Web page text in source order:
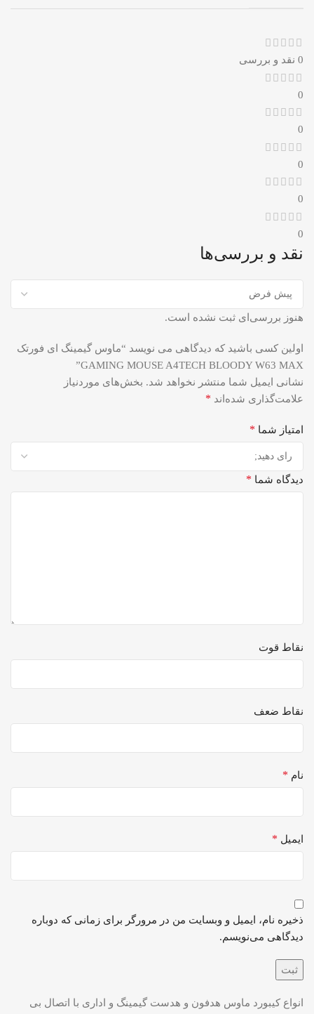
0 نقد و بررسی
0
0
0
0
0
نقد و بررسی‌ها
هنوز بررسی‌ای ثبت نشده است.
اولین کسی باشید که دیدگاهی می نویسد “ماوس گیمینگ ای فورتک
GAMING MOUSE A4TECH BLOODY W63 MAX”
نشانی ایمیل شما منتشر نخواهد شد. بخش‌های موردنیاز
علامت‌گذاری شده‌اند *
امتیاز شما *
دیدگاه شما *
نقاط قوت
نقاط ضعف
نام *
ایمیل *
ذخیره نام، ایمیل و وبسایت من در مرورگر برای زمانی که دوباره
دیدگاهی می‌نویسم.
انواع کیبورد ماوس هدفون و هدست گیمینگ و اداری با اتصال بی